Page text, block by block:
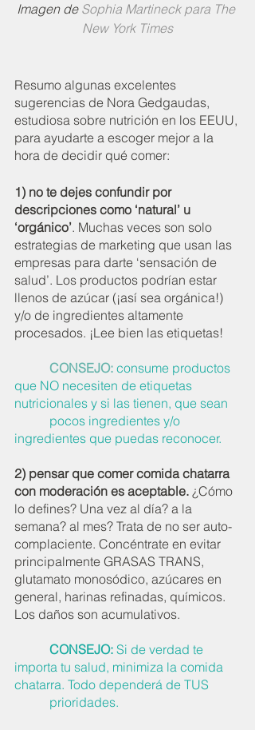
Imagen de Sophia Martineck para The
New York Times
Resumo algunas excelentes
sugerencias de Nora Gedgaudas,
estudiosa sobre nutrición en los EEUU,
para ayudarte a escoger mejor a la
hora de decidir qué comer:
1) no te dejes confundir por
descripciones como ‘natural’ u
‘orgánico’. Muchas veces son solo
estrategias de marketing que usan las
empresas para darte ‘sensación de
salud’. Los productos podrían estar
llenos de azúcar (¡así sea orgánica!)
y/o de ingredientes altamente
procesados. ¡Lee bien las etiquetas!
           CONSEJO:
consume productos
que NO necesiten de etiquetas
nutricionales y si las tienen, que sean
ingredientes que puedas reconocer.
2) pensar que comer comida chatarra
con moderación es aceptable. ¿Cómo
lo defines? Una vez al día? a la
semana? al mes? Trata de no ser auto-
complaciente. Concéntrate en evitar
principalmente GRASAS TRANS,
glutamato monosódico, azúcares en
general, harinas refinadas, químicos.
Los daños son acumulativos.
           CONSEJO:
Si de verdad te
importa tu salud, minimiza la comida
chatarra. Todo dependerá de TUS
           prioridades.